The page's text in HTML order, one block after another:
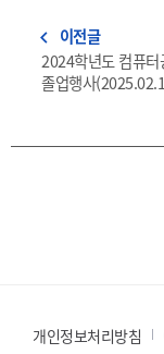
navigate_before 이전글
2024학년도 컴퓨터
졸업행사
개인정보처리방침